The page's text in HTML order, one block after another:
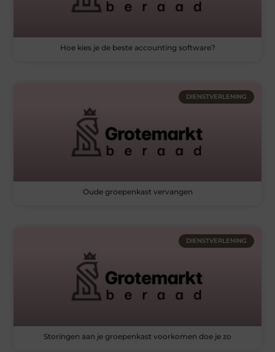
Hoe kies je de beste accounting software?
DIENSTVERLENING
Oude groepenkast vervangen
DIENSTVERLENING
Storingen aan je groepenkast voorkomen doe je zo